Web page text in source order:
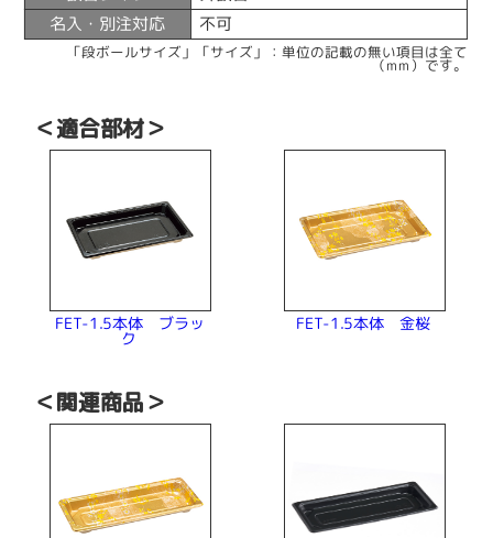
名入・別注対応 不可
「段ボールサイズ」「サイズ」：単位の記載の無い項目は全て
（mm）です。
＜適合部材＞
FET-1.5本体 ブラッ
ク
FET-1.5本体 金桜
＜関連商品＞